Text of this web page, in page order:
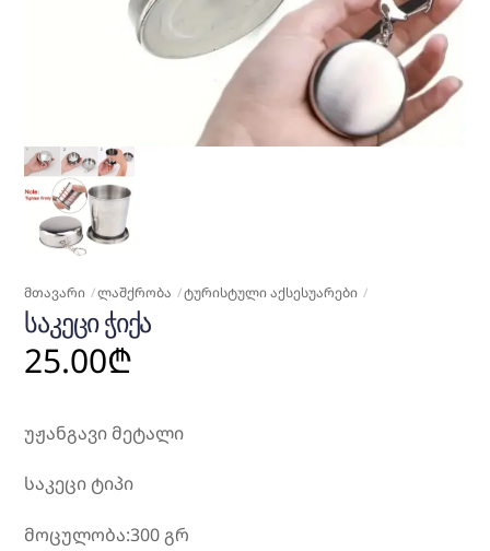
ᲛᲗᲐᲕᲐᲠᲘ ᲚᲐᲨᲥᲠᲝᲑᲐ ᲢᲣᲠᲘᲡᲢᲣᲚᲘ ᲐᲥᲡᲔᲡᲣᲐᲠᲔᲑᲘ
ᲡᲐᲙᲔᲪᲘ ᲭᲘᲥᲐ
25.00₾
უჟანგავი მეტალი
საკეცი ტიპი
მოცულობა:300 გრ